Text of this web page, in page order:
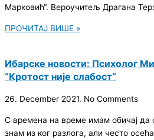
Марковић“. Вероучитељ Драгана
ПРОЧИТАЈ ВИШЕ »
Ибарске новости: Психолог
“Кротост није слабост“
26. December 2021. No Comments
С времена на време имам обичај
знам из ког разлога, али често